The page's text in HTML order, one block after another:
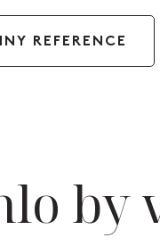
REFERENCE
by